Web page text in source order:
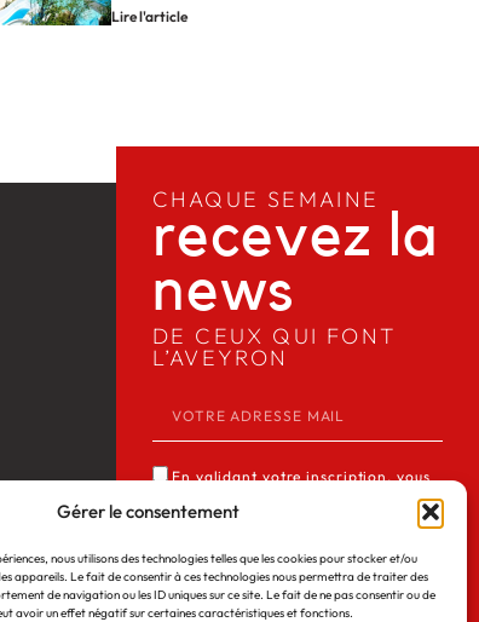
Gérer le consentement
nous utilisons des technologies telles que les cookies pour stocker et/ou
appareils. Le fait de consentir à ces technologies nous permettra de traiter des
de navigation ou les ID uniques sur ce site. Le fait de ne pas consentir ou de
avoir un effet négatif sur certaines caractéristiques et fonctions.
Lire l'article
Mentions légales
CHAQUE SEMAINE
recevez la
news​
DE CEUX QUI FONT
L’AVEYRON
En validant votre inscription, vous
acceptez que Media12 mémorise et
utilise votre adresse email dans le but
de vous envoyer notre lettre
d’informations. Consulter notre